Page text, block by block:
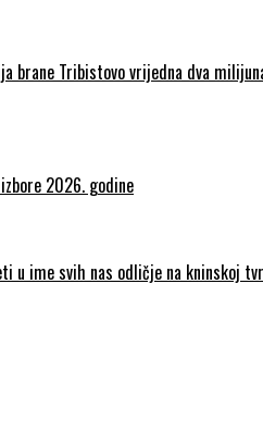
brane Tribistovo vrijedna dva
2026. godine
u ime svih nas odličje na kninskoj